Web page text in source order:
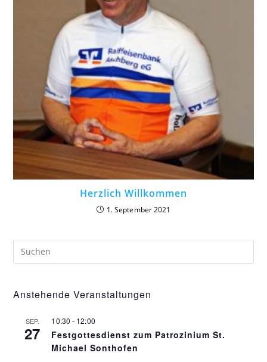
Herzlich Willkommen
1. September 2021
Anstehende Veranstaltungen
SEP.
27
10:30 - 12:00
Festgottesdienst zum Patrozinium St.
Michael Sonthofen